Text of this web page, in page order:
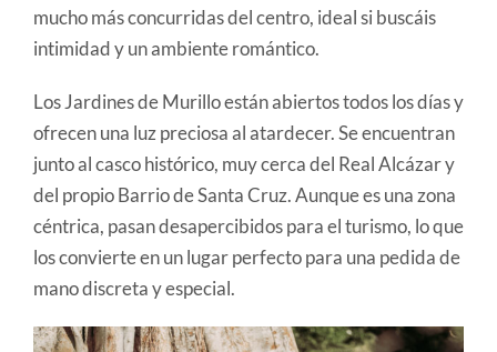
mucho más concurridas del centro, ideal si buscáis
intimidad y un ambiente romántico.
Los Jardines de Murillo están abiertos todos los días y
ofrecen una luz preciosa al atardecer. Se encuentran
junto al casco histórico, muy cerca del Real Alcázar y
del propio Barrio de Santa Cruz. Aunque es una zona
céntrica, pasan desapercibidos para el turismo, lo que
los convierte en un lugar perfecto para una pedida de
mano discreta y especial.